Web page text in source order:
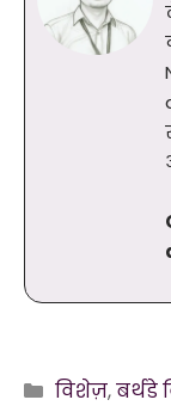
Categories
विशेज़,बर्थडे